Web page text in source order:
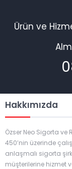
Ürün ve
Hakkımızda
Özser Neo Sigorta ve
450’nin üzerinde
anlaşmalı sigorta
müşterilerine hizmet